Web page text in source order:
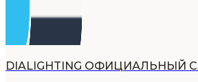
DIALIGHTING ОФИЦИАЛЬНЫЙ